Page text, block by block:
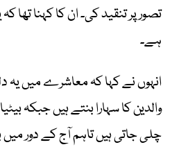
تصور پر تنقید کی۔ ان کا کہنا تھا
ہے۔
انہوں نے کہا کہ معاشرے میں
والدین کا سہارا بنتے ہیں جبکہ
چلی جاتی ہیں تاہم آج کے دور